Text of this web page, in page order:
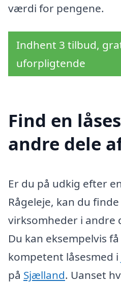
værdi for pengene.
Indhent 3 tilbud,
uforpligtende
Find en
andre dele
Er du på udkig efter
Rågeleje, kan du
virksomheder i andre
Du kan eksempelvis
kompetent låsesmed i
på Sjælland. Uanset